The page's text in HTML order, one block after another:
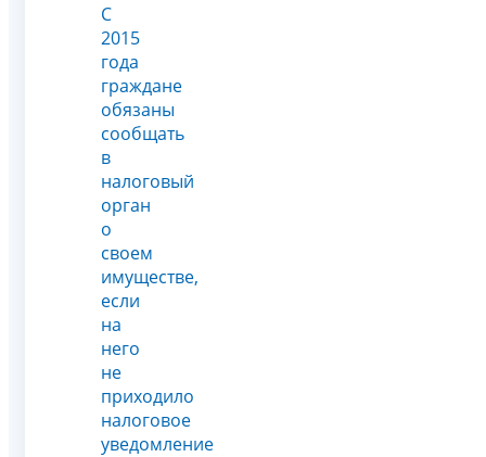
С
2015
года
граждане
обязаны
сообщать
в
налоговый
орган
о
своем
имуществе,
если
на
него
не
приходило
налоговое
уведомление